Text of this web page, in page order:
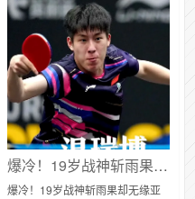
爆冷！19岁战神斩雨果却无缘亚洲杯，王励勤铁面拒破格引全网互撕
爆冷！19岁战神斩雨果却无缘亚